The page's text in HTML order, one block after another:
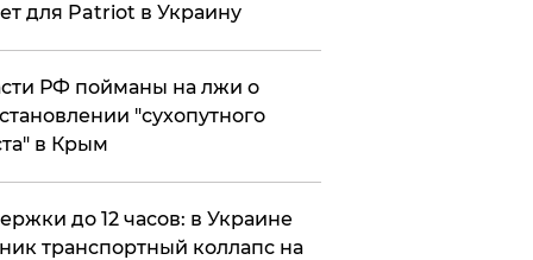
для Patriot в Украину
РФ пойманы на лжи о
"сухопутного
в Крым
до 12 часов: в Украине
транспортный коллапс на